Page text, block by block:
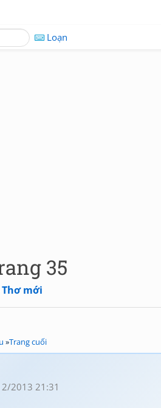
Loạn
35
mới
»Trang cuối
2013 21:31